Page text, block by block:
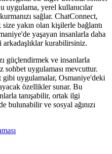
uygulama, yerel kullanıcılar
sağlar. ChatConnect,
yakın olan kişilerle bağlantı
yaşayan insanlarla daha
kurabilirsiniz.
güçlendirmek ve insanlarla
uygulaması mevcuttur.
uygulamalar, Osmaniye'deki
özellikler sunar. Bu
tanışabilir, ortak ilgi
bulunabilir ve sosyal ağınızı